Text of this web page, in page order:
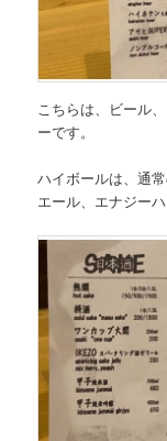
こちらは、
ビール
ーです。
ハイボールは、通
エール、エナジー